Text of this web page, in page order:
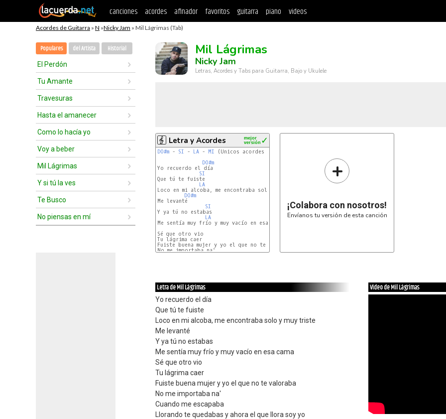
canciones acordes afinador favoritos guitarra piano videos
Acordes de Guitarra » N »Nicky Jam » Mil Lágrimas (Tab)
Populares del Artista Historial
El Perdón
Tu Amante
Travesuras
Hasta el amanecer
Como lo hacía yo
Voy a beber
Mil Lágrimas
Y si tú la ves
Te Busco
No piensas en mí
Mil Lágrimas
Nicky Jam
Letras, Acordes y Tabs para Guitarra, Bajo y Ukulele
Letra y Acordes ✓
mejor
versión
DO#m - SI - LA - MI (Unicos acordes - mismo tiempo)
DO#m
Yo recuerdo el día
SI
Que tú te fuiste
LA
Loco en mi alcoba, me encontraba solo y muy triste
DO#m
Me levanté
SI
Y ya tú no estabas
LA
Me sentía muy frío y muy vacío en esa cama
Sé que otro vio
Tu lágrima caer
Fuiste buena mujer y yo el que no te valoraba
No me importaba na'
+
¡Colabora con nosotros!
Envíanos tu versión de esta canción
Letra de Mil Lágrimas
Yo recuerdo el día
Que tú te fuiste
Loco en mi alcoba, me encontraba solo y muy triste
Me levanté
Y ya tú no estabas
Me sentía muy frío y muy vacío en esa cama
Sé que otro vio
Tu lágrima caer
Fuiste buena mujer y yo el que no te valoraba
No me importaba na'
Cuando me escapaba
Llorando te quedabas y ahora el que llora soy yo
Video de Mil Lágrimas